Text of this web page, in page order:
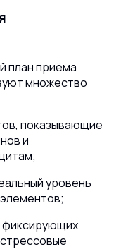
план приёма
множество
показывающие
и
уровень
фиксирующих